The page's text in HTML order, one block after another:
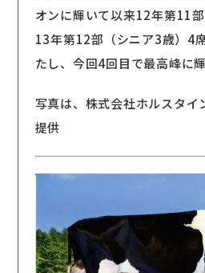
オンに輝いて以来12年第11
13年第12部（シニア3歳）4
たし、今回4回目で最高峰に輝
写真は、株式会社ホルスタイ
提供